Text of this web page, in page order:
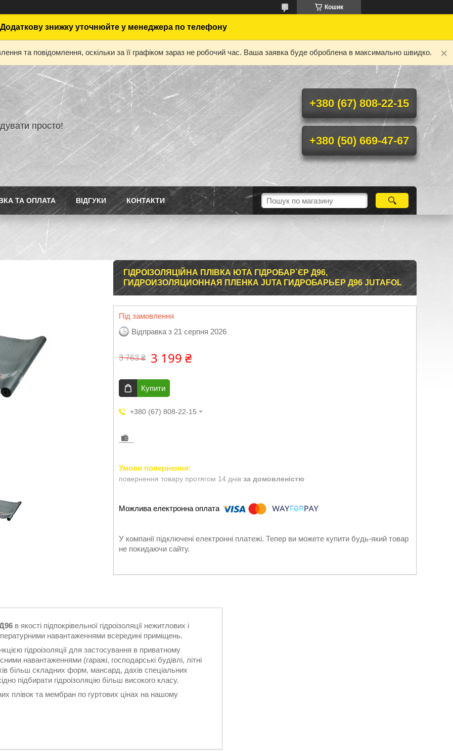
Кошик
Додаткову знижку уточнюйте у менеджера по телефону
та повідомлення, оскільки за її графіком зараз не робочий час. Ваша заявка буде оброблена в максимально швидко.
просто!
+380 (67) 808-22-15
+380 (50) 669-47-67
ТА ОПЛАТА ВІДГУКИ КОНТАКТИ
ГІДРОІЗОЛЯЦІЙНА ПЛІВКА ЮТА ГІДРОБАР`ЄР Д96,
ГИДРОИЗОЛЯЦИОННАЯ ПЛЕНКА JUTA ГИДРОБАРЬЕР Д96 JUTAFOL
Під замовлення
Відправка з 21 серпня 2026
3 763 ₴ 3 199 ₴
Купити
+380 (67) 808-22-15
повернення товару протягом 14 днів за домовленістю
У компанії підключені електронні платежі. Тепер ви можете купити будь-який товар
не покидаючи сайту.
в якості підпокрівельної гідроізоляції нежитлових і
навантаженнями всередині приміщень.
гідроізоляції для застосування в приватному
навантаженнями (гаражі, господарські будівлі, літні
більш складних форм, мансард, дахів спеціальних
підбирати гідроізоляцію більш високого класу.
плівок та мембран по гуртових цінах на нашому